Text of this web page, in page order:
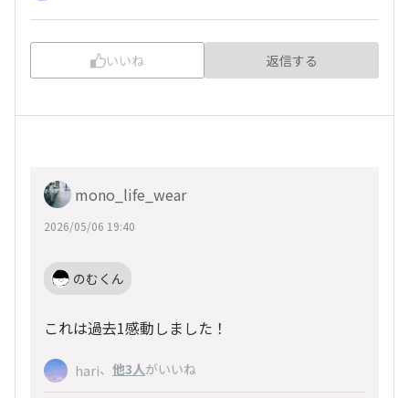
いいね 返信する
mono_life_wear
2026/05/06 19:40
のむくん
これは過去1感動しました！
hari、 他3人がいいね